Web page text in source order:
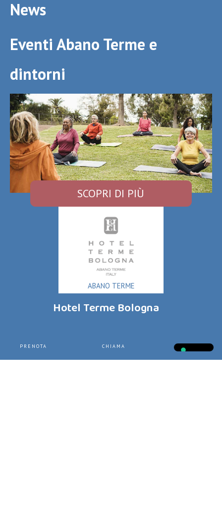
PRENOTA CHIAMA CHATTA
ABANO TERME
Hotel Terme Bologna
News
Eventi Abano Terme e
dintorni
SCOPRI DI PIÙ